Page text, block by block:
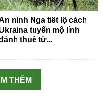
ninh Nga tiết lộ cách
Ukraina tuyển mộ lính
thuê từ...
THÊM